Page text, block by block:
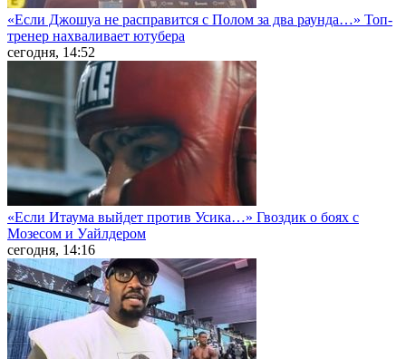
«Если Джошуа не расправится с Полом за два раунда…» Топ-
тренер нахваливает ютубера
сегодня, 14:52
«Если Итаума выйдет против Усика…» Гвоздик о боях с
Мозесом и Уайлдером
сегодня, 14:16